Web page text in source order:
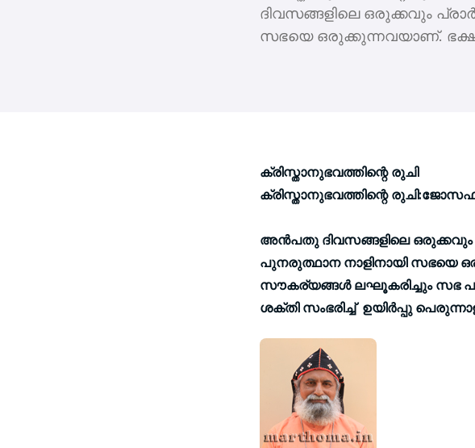
ദിവസങ്ങളിലെ ഒരുക്കവും
സഭയെ ഒരുക്കുന്നവയാണ്.
ക്രിസ്താനുഭവത്തിന്റെ രുചി
ക്രിസ്താനുഭവത്തിന്റെ
അന്‍പതു ദിവസങ്ങളിലെ
പുനരുത്ഥാന നാളിനായി സഭയെ
സൗകര്യങ്ങള്‍ ലഘൂകരിച്ചും സഭ
ശക്തി സംഭരിച്ച് ഉയിര്‍പ്പു